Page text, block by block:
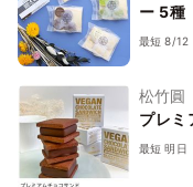
ー 5種
最短 8/12
松竹圓
プレミ
最短 明日